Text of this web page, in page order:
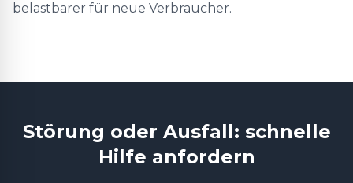
belastbarer für neue Verbraucher.
Störung oder Ausfall: schnelle
Hilfe anfordern